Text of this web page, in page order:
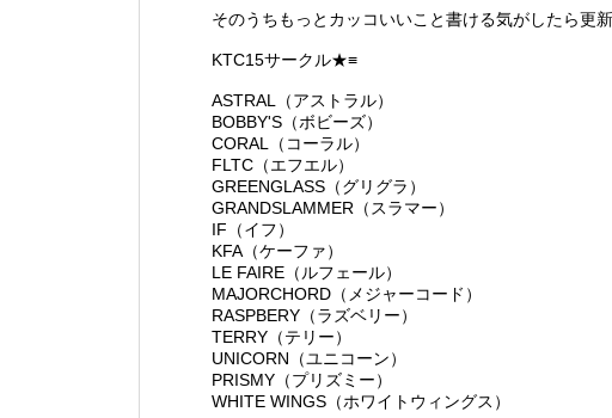
そのうちもっとカッコいいこと書ける気がしたら更新
KTC15サークル★≡
ASTRAL（アストラル）
BOBBY'S（ボビーズ）
CORAL（コーラル）
FLTC（エフエル）
GREENGLASS（グリグラ）
GRANDSLAMMER（スラマー）
IF（イフ）
KFA（ケーファ）
LE FAIRE（ルフェール）
MAJORCHORD（メジャーコード）
RASPBERY（ラズベリー）
TERRY（テリー）
UNICORN（ユニコーン）
PRISMY（プリズミー）
WHITE WINGS（ホワイトウィングス）